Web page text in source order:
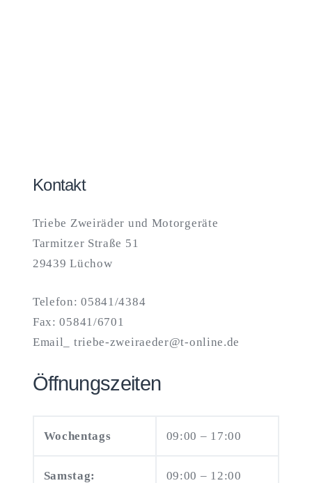
Kontakt
Triebe Zweiräder und Motorgeräte
Tarmitzer Straße 51
29439 Lüchow
Telefon: 05841/4384
Fax: 05841/6701
Email_ triebe-zweiraeder@t-online.de
Öffnungszeiten
Wochentags 09:00 – 17:00
Samstag: 09:00 – 12:00